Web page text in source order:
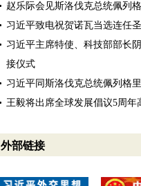
赵乐际会见斯洛伐克总统佩列
习近平致电祝贺诺瓦当选连任
习近平主席特使、科技部部长
接仪式
习近平同斯洛伐克总统佩列格
王毅将出席全球发展倡议5周年
外部链接